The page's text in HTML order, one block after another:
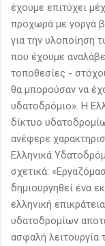
έχουμε επιτύχει
προχωρά με γοργά
για την υλοποίηση
που έχουμε
τοποθεσίες -
θα μπορούσαν να
υδατοδρόμιο». Η
δίκτυο
ανέφερε
Ελληνικά
σχετικά:
δημιουργηθεί ένα
ελληνική
υδατοδρομίων
ασφαλή λειτουργία